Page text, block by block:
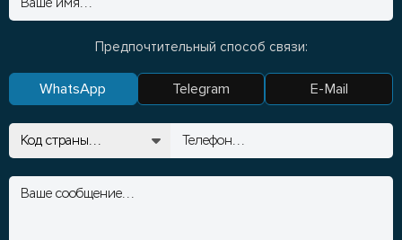
Предпочтительный способ связи:
WhatsApp Telegram E-Mail